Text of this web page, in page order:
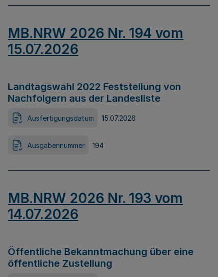
MB.NRW 2026 Nr. 194 vom
15.07.2026
Landtagswahl 2022 Feststellung von
Nachfolgern aus der Landesliste
Ausfertigungsdatum 15.07.2026
Ausgabennummer 194
MB.NRW 2026 Nr. 193 vom
14.07.2026
Öffentliche Bekanntmachung über eine
öffentliche Zustellung